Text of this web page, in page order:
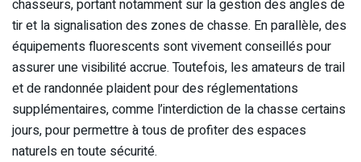
chasseurs, portant notamment sur la gestion des angles de
tir et la signalisation des zones de chasse. En parallèle, des
équipements fluorescents sont vivement conseillés pour
assurer une visibilité accrue. Toutefois, les amateurs de trail
et de randonnée plaident pour des réglementations
supplémentaires, comme l’interdiction de la chasse certains
jours, pour permettre à tous de profiter des espaces
naturels en toute sécurité.